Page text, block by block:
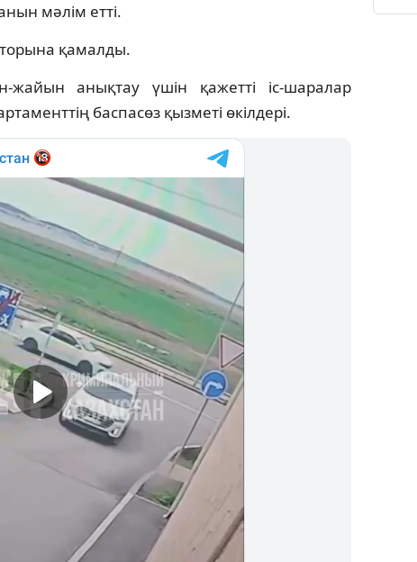
мәлім етті.
қамалды.
жайын анықтау үшін қажетті іс-шаралар
баспасөз қызметі өкілдері.